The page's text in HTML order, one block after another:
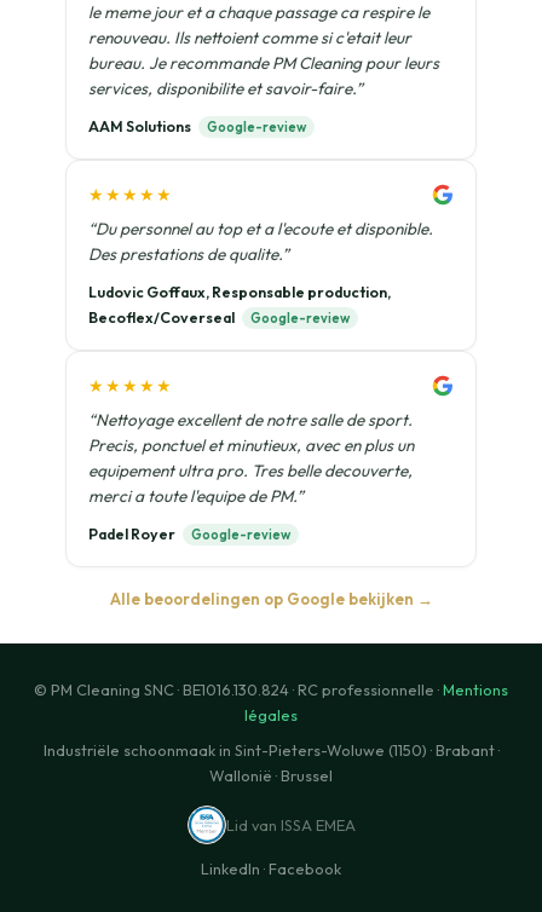
le meme jour et a chaque passage ca respire le
renouveau. Ils nettoient comme si c'etait leur
bureau. Je recommande PM Cleaning pour leurs
services, disponibilite et savoir-faire.”
AAM Solutions Google-review
★★★★★
“Du personnel au top et a l'ecoute et disponible.
Des prestations de qualite.”
Ludovic Goffaux, Responsable production,
Becoflex/Coverseal
Google-review
★★★★★
“Nettoyage excellent de notre salle de sport.
Precis, ponctuel et minutieux, avec en plus un
equipement ultra pro. Tres belle decouverte,
merci a toute l'equipe de PM.”
Padel Royer Google-review
Alle beoordelingen op Google bekijken →
© PM Cleaning SNC · BE1016.130.824 · RC professionnelle ·Mentions
légales
Industriële schoonmaak in Sint-Pieters-Woluwe (1150) · Brabant ·
Wallonië · Brussel
Lid van ISSA EMEA
LinkedIn · Facebook